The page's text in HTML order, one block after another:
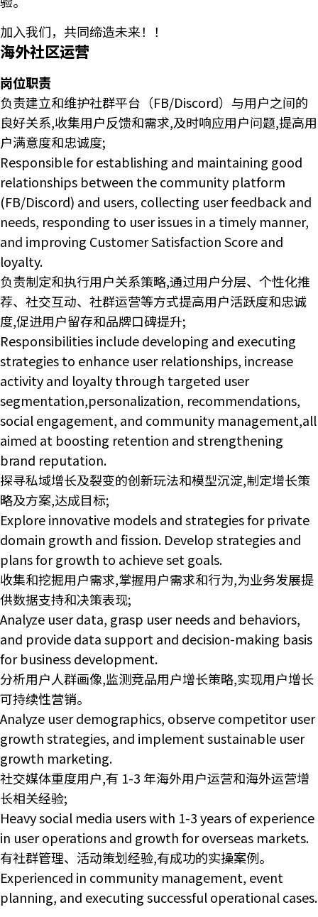
加入我们，共同缔造未来！！
海外社区运营
岗位职责
负责建立和维护社群平台（FB/Discord）与用户之间的
良好关系,收集用户反馈和需求,及时响应用户问题,提高用
户满意度和忠诚度;
Responsible for establishing and maintaining good
relationships between the community platform
(FB/Discord) and users, collecting user feedback and
needs, responding to user issues in a timely manner,
and improving Customer Satisfaction Score and
loyalty.
负责制定和执行用户关系策略,通过用户分层、个性化推
荐、社交互动、社群运营等方式提高用户活跃度和忠诚
度,促进用户留存和品牌口碑提升;
Responsibilities include developing and executing
strategies to enhance user relationships, increase
activity and loyalty through targeted user
segmentation,personalization, recommendations,
social engagement, and community management,all
aimed at boosting retention and strengthening
brand reputation.
探寻私域增长及裂变的创新玩法和模型沉淀,制定增长策
略及方案,达成目标;
Explore innovative models and strategies for private
domain growth and fission. Develop strategies and
plans for growth to achieve set goals.
收集和挖掘用户需求,掌握用户需求和行为,为业务发展提
供数据支持和决策表现;
Analyze user data, grasp user needs and behaviors,
and provide data support and decision-making basis
for business development.
分析用户人群画像,监测竞品用户增长策略,实现用户增长
可持续性营销。
Analyze user demographics, observe competitor user
growth strategies, and implement sustainable user
growth marketing.
社交媒体重度用户,有 1-3 年海外用户运营和海外运营增
长相关经验;
Heavy social media users with 1-3 years of experience
in user operations and growth for overseas markets.
有社群管理、活动策划经验,有成功的实操案例。
Experienced in community management, event
planning, and executing successful operational cases.